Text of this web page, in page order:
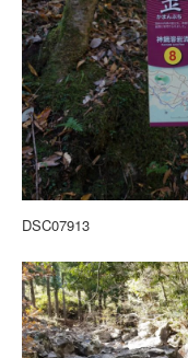
DSC07913